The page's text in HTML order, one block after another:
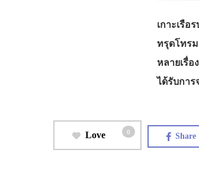
เกาะเรือ
ทรุดโทรม
หลายเรื่อ
ได้รับการ
Love 0 Share